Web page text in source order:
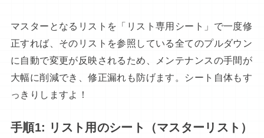
マスターとなるリストを「リスト専用シート」で一度修
正すれば、そのリストを参照している全てのプルダウン
に自動で変更が反映されるため、メンテナンスの手間が
大幅に削減でき、修正漏れも防げます。シート自体もす
っきりしますよ！
手順1: リスト用のシート（マスターリスト）